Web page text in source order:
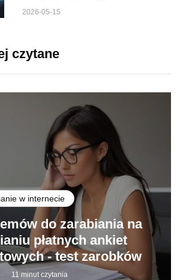
2026-05-15
czytane
w internecie
do zarabiania na
płatnych ankiet
- test zarobków
11 minut czytania